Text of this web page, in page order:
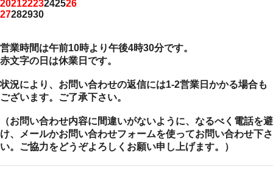
20212223242526
27282930
営業時間は午前10時より午後4時30分です。
赤文字の日は休業日です。
状況により、お問い合わせの返信には1-2営業日かかる場合も
ございます。ご了承下さい。
（お問い合わせ内容に間違いがないように、なるべく電話を避
け、メールかお問い合わせフォームを使ってお問い合わせ下さ
い。ご協力をどうぞよろしくお願い申し上げます。）